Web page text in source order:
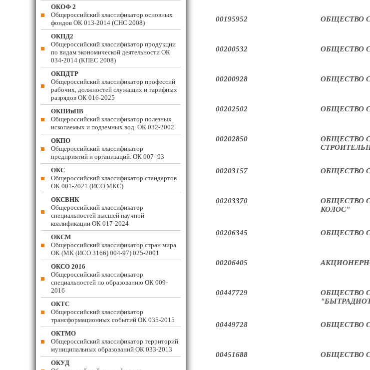
00195952 ОБЩЕСТВО
00200532 ОБЩЕСТВО
00200928 ОБЩЕСТВО
00202502 ОБЩЕСТВО
00202850
ОБЩЕСТВО
00203157 ОБЩЕСТВО
00203370
ОБЩЕСТВО
КОЛОС"
00206345 ОБЩЕСТВО
00206405
00447729
ОБЩЕСТВО
00449728 ОБЩЕСТВО
00451688 ОБЩЕСТВО
ОКОФ 2
Общероссийский классификатор основных
фондов ОК 013-2014 (СНС 2008)
ОКПД2
Общероссийский классификатор продукции
по видам экономической деятельности ОК
034-2014 (КПЕС 2008)
ОКПДТР
Общероссийский классификатор профессий
рабочих, должностей служащих и тарифных
разрядов ОК 016-2025
ОКПИиПВ
Общероссийский классификатор полезных
ископаемых и подземных вод. ОК 032-2002
ОКПО
Общероссийский классификатор
предприятий и организаций. ОК 007–93
ОКС
Общероссийский классификатор стандартов
ОК 001-2021 (ИСО МКС)
ОКСВНК
Общероссийский классификатор
специальностей высшей научной
квалификации ОК 017-2024
ОКСМ
Общероссийский классификатор стран мира
ОК (МК (ИСО 3166) 004-97) 025-2001
ОКСО 2016
Общероссийский классификатор
специальностей по образованию ОК 009-
2016
ОКТС
Общероссийский классификатор
трансформационных событий ОК 035-2015
ОКТМО
Общероссийский классификатор территорий
муниципальных образований ОК 033-2013
ОКУД